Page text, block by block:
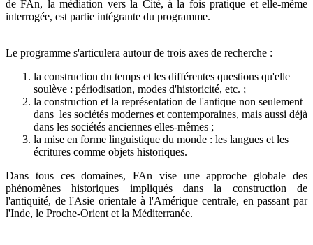
de FAn, la médiation vers la Cité, à la fois pratique et elle-même
interrogée, est partie intégrante du programme.
Le programme s'articulera autour de trois axes de recherche :
la construction du temps et les différentes questions qu'elle
soulève : périodisation, modes d'historicité, etc. ;
la construction et la représentation de l'antique non seulement
dans les sociétés modernes et contemporaines, mais aussi déjà
dans les sociétés anciennes elles-mêmes ;
la mise en forme linguistique du monde : les langues et les
écritures comme objets historiques.
Dans tous ces domaines, FAn vise une approche globale des
phénomènes historiques impliqués dans la construction de
l'antiquité, de l'Asie orientale à l'Amérique centrale, en passant par
l'Inde, le Proche-Orient et la Méditerranée.